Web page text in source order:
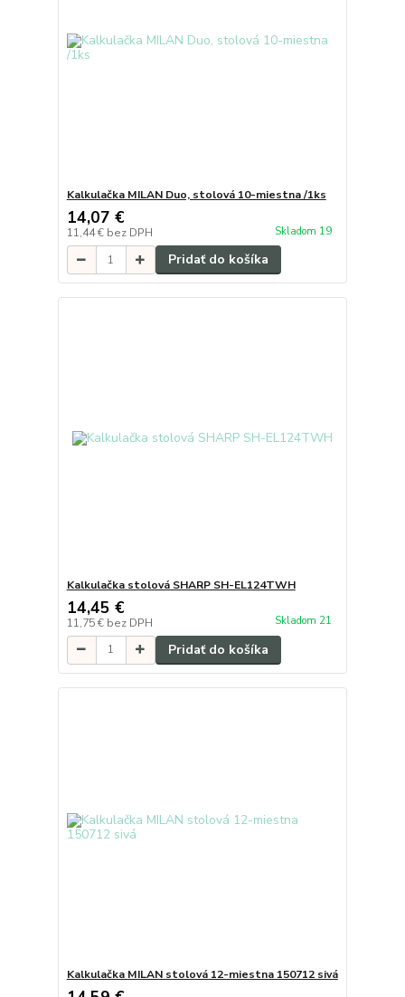
Kalkulačka MILAN Duo, stolová 10-miestna /1ks
14,07 €
11,44 € bez DPH Skladom 19
Pridať do košíka
Kalkulačka stolová SHARP SH-EL124TWH
14,45 €
11,75 € bez DPH Skladom 21
Pridať do košíka
Kalkulačka MILAN stolová 12-miestna 150712 sivá